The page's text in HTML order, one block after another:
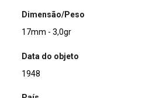
Dimensão/Peso
17mm - 3,0gr
Data do objeto
1948